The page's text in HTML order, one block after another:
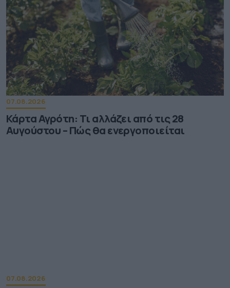
07.08.2026
Κάρτα Αγρότη: Τι αλλάζει από τις 28
Αυγούστου – Πώς θα ενεργοποιείται
07.08.2026